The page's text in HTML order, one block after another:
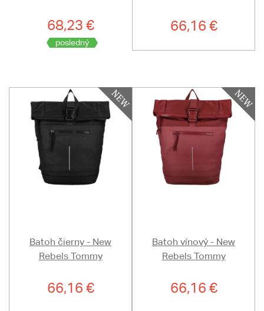
68,23 €
posledný
66,16 €
Batoh čierny - New
Rebels Tommy
66,16 €
Batoh vínový - New
Rebels Tommy
66,16 €